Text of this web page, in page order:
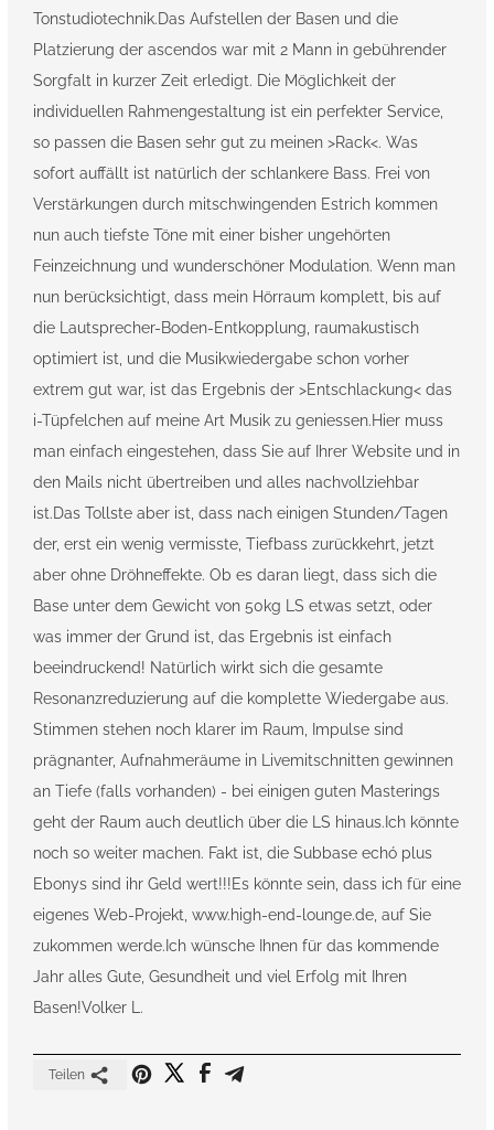
Tonstudiotechnik.Das Aufstellen der Basen und die
Platzierung der ascendos war mit 2 Mann in gebührender
Sorgfalt in kurzer Zeit erledigt. Die Möglichkeit der
individuellen Rahmengestaltung ist ein perfekter Service,
so passen die Basen sehr gut zu meinen >Rack<. Was
sofort auffällt ist natürlich der schlankere Bass. Frei von
Verstärkungen durch mitschwingenden Estrich kommen
nun auch tiefste Töne mit einer bisher ungehörten
Feinzeichnung und wunderschöner Modulation. Wenn man
nun berücksichtigt, dass mein Hörraum komplett, bis auf
die Lautsprecher-Boden-Entkopplung, raumakustisch
optimiert ist, und die Musikwiedergabe schon vorher
extrem gut war, ist das Ergebnis der >Entschlackung< das
i-Tüpfelchen auf meine Art Musik zu geniessen.Hier muss
man einfach eingestehen, dass Sie auf Ihrer Website und in
den Mails nicht übertreiben und alles nachvollziehbar
ist.Das Tollste aber ist, dass nach einigen Stunden/Tagen
der, erst ein wenig vermisste, Tiefbass zurückkehrt, jetzt
aber ohne Dröhneffekte. Ob es daran liegt, dass sich die
Base unter dem Gewicht von 50kg LS etwas setzt, oder
was immer der Grund ist, das Ergebnis ist einfach
beeindruckend! Natürlich wirkt sich die gesamte
Resonanzreduzierung auf die komplette Wiedergabe aus.
Stimmen stehen noch klarer im Raum, Impulse sind
prägnanter, Aufnahmeräume in Livemitschnitten gewinnen
an Tiefe (falls vorhanden) - bei einigen guten Masterings
geht der Raum auch deutlich über die LS hinaus.Ich könnte
noch so weiter machen. Fakt ist, die Subbase echó plus
Ebonys sind ihr Geld wert!!!Es könnte sein, dass ich für eine
eigenes Web-Projekt, www.high-end-lounge.de, auf Sie
zukommen werde.Ich wünsche Ihnen für das kommende
Jahr alles Gute, Gesundheit und viel Erfolg mit Ihren
Basen!Volker L.
Teilen